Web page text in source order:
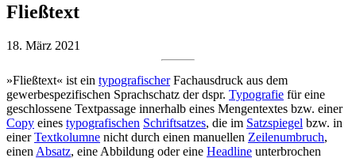
Fließtext
18. März 2021
»Fließtext« ist ein typografischerFachausdruck aus dem
gewerbespezifischen Sprachschatz der dspr. Typografie für eine
geschlossene Textpassage innerhalb eines Mengentextes bzw. einer
Copy eines typografischen Schriftsatzes, die im Satzspiegel bzw. in
einerTextkolumne nicht durch einen manuellen Zeilenumbruch,
einen Absatz, eine Abbildung oder eine Headline unterbrochen